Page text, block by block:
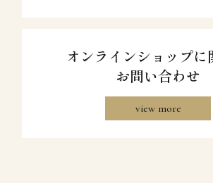
オンラインショップに
お問い合わせ
view more